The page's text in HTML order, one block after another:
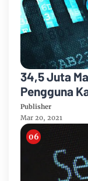
34,5 Juta
Pengguna
Selama 2020
Publisher
Mar 20, 2021